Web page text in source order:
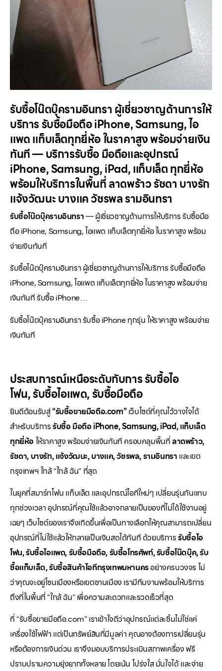
รับซื้อโน๊ตบุ๊ครามอินทรา ผู้เชี่ยวชาญด้านการให้
บริการ รับซื้อมือถือ iPhone, Samsung, ไอ
แพด แท็บเล็ตทุกยี่ห้อ ในราคาสูง พร้อมจ่ายเงิน
ทันที — บริการรับซื้อ มือถือและอุปกรณ์
iPhone, Samsung, iPad, แท็บเล็ต ทุกยี่ห้อ
พร้อมให้บริการในพื้นที่ ลาดพร้าว รัชดา บางรัก
แจ้งวัฒนะ บางแค วัชรพล รามอินทรา
รับซื้อโน๊ตบุ๊ครามอินทรา— ผู้เชี่ยวชาญด้านการให้บริการ รับซื้อมือ
ถือ iPhone, Samsung, ไอแพด แท็บเล็ตทุกยี่ห้อ ในราคาสูง พร้อม
จ่ายเงินทันที
รับซื้อโน๊ตบุ๊ครามอินทรา ผู้เชี่ยวชาญด้านการให้บริการ รับซื้อมือถือ
iPhone, Samsung, ไอแพด แท็บเล็ตทุกยี่ห้อ ในราคาสูง พร้อมจ่าย
เงินทันที รับซื้อ iPhone…
รับซื้อโน๊ตบุ๊ครามอินทรา รับซื้อ iPhone ทุกรุ่น ให้ราคาสูง พร้อมจ่าย
เงินทันที
ประสบการณ์เหนือระดับกับการรับซื้อไอ
โฟน,รับซื้อไอแพด,รับซื้อมือถือ
ยินดีต้อนรับสู่“รับซื้อขายมือถือ.com”เว็บไซต์ที่คุณไว้วางใจได้
สำหรับบริการรับซื้อ มือถือ iPhone, Samsung, iPad, แท็บเล็ต
ทุกยี่ห้อให้ราคาสูง พร้อมจ่ายเงินทันที ครอบคลุมพื้นที่ลาดพร้าว,
รัชดา, บางรัก, แจ้งวัฒนะ, บางแค, วัชรพล, รามอินทรา และเขต
กรุงเทพฯ ใกล้ “ใกล้ ฉัน” ที่สุด
ในยุคที่สมาร์ทโฟน แท็บเล็ต และอุปกรณ์ไอทีใหม่ๆ เปลี่ยนรุ่นกันแทบ
ทุกช่วงเวลา อุปกรณ์ที่คุณใช้แล้วอาจกลายเป็นของที่ไม่ได้ใช้งานอยู่
เฉยๆ เว็บไซต์ของเราจึงเกิดขึ้นเพื่อเป็นทางเลือกให้คุณสามารถเปลี่ยน
อุปกรณ์ที่ไม่ใช้แล้วให้กลายเป็นเงินสดได้ทันที ด้วยบริการรับซื้อไอ
โฟน, รับซื้อไอแพด, รับซื้อมือถือ, รับซื้อโทรศัพท์, รับซื้อโน๊ตบุ๊ค, รับ
ซื้อแท็บเล็ต, รับซื้อสินค้าไอทีกรุงเทพมหานครอย่างครบวงจร ไม่
ว่าคุณจะอยู่โซนเมืองหรือเขตชานเมือง เรามีทีมงานพร้อมให้บริการ
ถึงที่ในพื้นที่ “ใกล้ ฉัน” เพื่อความสะดวกและรวดเร็วที่สุด
ที่ “รับซื้อขายมือถือ.com” เราเข้าใจดีว่าอุปกรณ์แต่ละชิ้นไม่ใช่แค่
เครื่องใช้ไฟฟ้า แต่เป็นทรัพย์สินที่มีมูลค่า คุณอาจต้องการเปลี่ยนรุ่น
หรือต้องการเงินด่วน เราจึงมอบบริการประเมินสภาพเครื่อง ฟรี
ปราบปรามความยุ่งยากทั้งหลาย โดยเน้น โปร่งใส มั่นใจได้ และจ่าย